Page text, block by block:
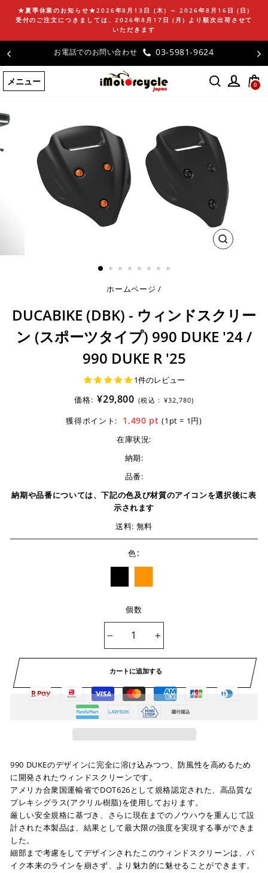
ン
ツ
に
ス
キ
プ
★夏季休業のお知らせ★2026年8月13日 (木) ～ 2026年8月16日 (日)
受付のご注文につきましては、2026年8月17日 (月) より順次出荷させて
いただきます
お電話でのお問い合わせ 03-5981-9624
メニュー 0
閉
ホームページ /
DUCABIKE (DBK) - ウィンドスクリー
ン (スポーツタイプ) 990 DUKE '24 /
990 DUKE R '25
1件のレビュー
価格: ¥29,800 (税込 : ¥32,780)
獲得ポイント: 1,490 pt(1pt = 1円)
在庫状況:
納期:
品番:
納期や品番については、下記の色及び材質のアイコンを選択後に表
示されます
送料: 無料
色:
個数
カートに追加する
990 DUKEのデザインに完全に溶け込みつつ、防風性を高めるため
に開発されたウィンドスクリーンです。
アメリカ合衆国運輸省でDOT626として規格認定された、高品質な
プレキシグラス(アクリル樹脂)を使用しております。
厳しい安全規格に基づき、さらに現在までのノウハウを重んじて設
計された本製品は、結果として最大限の強度を実現する事ができま
した。
細部まで考慮をしてデザインされたこのウィンドスクリーンは、バ
イク本来のラインを崩さず、より魅力的に魅せることができます。